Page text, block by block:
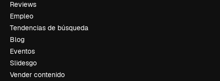
Reviews
Empleo
Tendencias de búsqueda
Blog
Eventos
Slidesgo
Vender contenido